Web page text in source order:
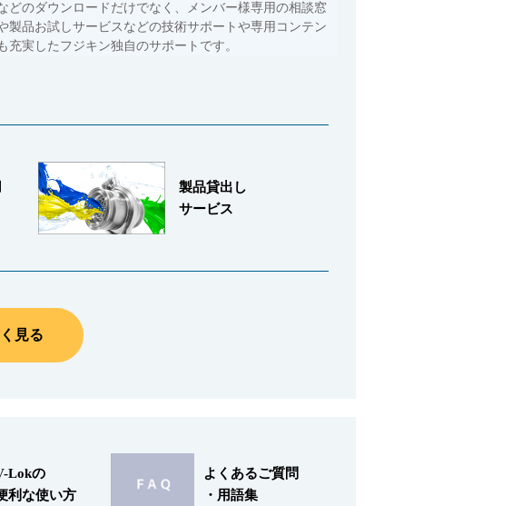
どのダウンロードだけでなく、メンバー様専用の相談窓
製品お試しサービスなどの技術サポートや専用コンテン
充実したフジキン独自のサポートです。
製品貸出し
サービス
見る
Lokの
利な使い方
よくあるご質問
・用語集